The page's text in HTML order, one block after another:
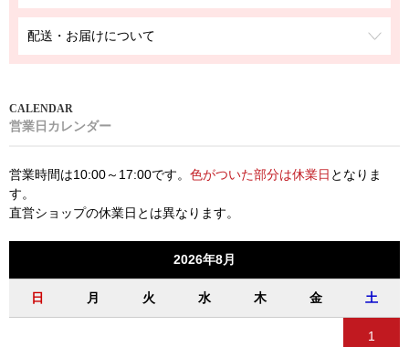
配送・お届けについて
営業日カレンダー
営業時間は10:00～17:00です。 色がついた部分は休業日 となりま
す。
直営ショップの休業日とは異なります。
2026年8月
日 月 火 水 木 金 土
1